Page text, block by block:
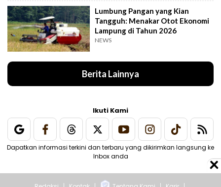
Lumbung Pangan yang Kian
Tangguh: Menakar Otot Ekonomi
Lampung di Tahun 2026
NEWS
Berita Lainnya
Ikuti Kami
Dapatkan informasi terkini dan terbaru yang dikirimkan langsung ke
Inbox anda